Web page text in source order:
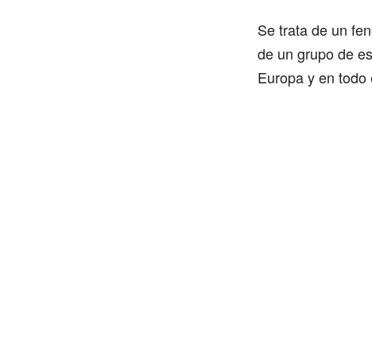
Se trata de un
de un grupo de
Europa y en todo